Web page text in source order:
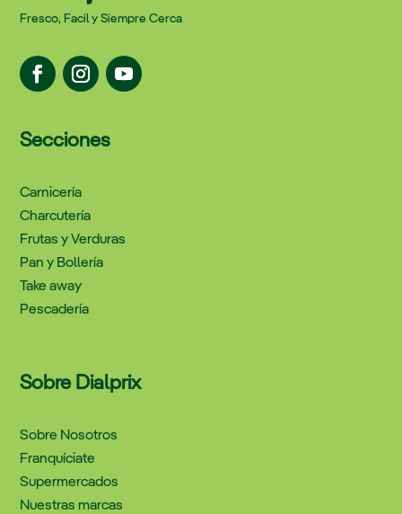
Fresco, Facil y Siempre Cerca
Secciones
Carnicería
Charcutería
Frutas y Verduras
Pan y Bollería
Take away
Pescadería
Sobre Dialprix
Sobre Nosotros
Franquíciate
Supermercados
Nuestras marcas